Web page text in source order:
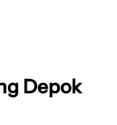
Depok